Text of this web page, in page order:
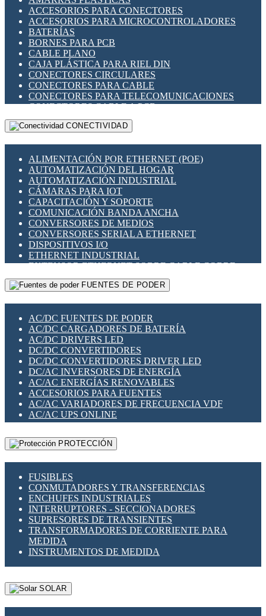
INDICADORES PARA PANEL
INTERFACES DE RELÉ
INTERRUPTORES FIN DE CARRERA
LLAVES CONMUTADORAS
MEDIDORES DE ENERGÍA Y TC'S DE CORRIENTE
MOTORES PASO A PASO
PANTALLAS HMI
PLC -CONTROLADORES LÓGICO PROGRAMABLES
PROGRAMADORES DE HORARIO
RELÉS DE PROTECCIÓN
SENSORES CAPACITIVOS
SENSORES INDUCTIVOS
TEMPORIZADORES
VARIACS
VARIADORES DE FRECUENCIA [VDF]
SECCIONADORES - INTERRUPTORES
MAQUINARIA
ACCESORIOS PARA CONECTORES
ACCESORIOS PARA MICROCONTROLADORES
BATERÍAS
BORNES PARA PCB
CABLE PLANO
CAJA PLÁSTICA PARA RIEL DIN
CONECTORES CIRCULARES
CONECTORES PARA CABLE
CONECTORES PARA TELECOMUNICACIONES
CONECTORES CABLE A PCB
CONECTORES PCB A CABLE
DIP SWITCHES
HERRAMIENTAS VARIAS
ILUMINACIÓN LED
INTERRUPTORES REED
INTERFACES DE RELÉ
OTROS RELÉS
PROTECCIÓN TÉRMICA
RELÉS AUTOMOTRICES
RELÉS DE SEÑAL
RELÉS DE ESTADO SÓLIDO SSR
RELÉS INDUSTRIALES
RELÉS MINIATURA DE POTENCIA
SENSORES MAGNÉTICOS
SWITCH Y MICROSWITCH
TARJETAS PI
UNIÓN Y DERIVACIÓN DE CABLE
CONECTIVIDAD
ALIMENTACIÓN POR ETHERNET (POE)
AUTOMATIZACIÓN DEL HOGAR
AUTOMATIZACIÓN INDUSTRIAL
CÁMARAS PARA IOT
CAPACITACIÓN Y SOPORTE
COMUNICACIÓN BANDA ANCHA
CONVERSORES DE MEDIOS
CONVERSORES SERIAL A ETHERNET
DISPOSITIVOS I/O
ETHERNET INDUSTRIAL
EXTENSOR ETHERNET SOBRE CABLE COBRE
GATEWAY LORAWAN
GESTIÓN DE REDES
PLACAS MODULARES IOT
SWITCHES Y REDES WIFI
SOLUCIONES IOT
SOLUCIONES LORAWAN
SOLUCIONES RED CELULAR
SEGURIDAD PARA REDES
SWITCHES LAN
TELEFONÍA IP (VOIP)
VIGILANCIA IP (CCTV)
MESHTASTIC
FUENTES DE PODER
AC/DC FUENTES DE PODER
AC/DC CARGADORES DE BATERÍA
AC/DC DRIVERS LED
DC/DC CONVERTIDORES
DC/DC CONVERTIDORES DRIVER LED
DC/AC INVERSORES DE ENERGÍA
AC/AC ENERGÍAS RENOVABLES
ACCESORIOS PARA FUENTES
AC/AC VARIADORES DE FRECUENCIA VDF
AC/AC UPS ONLINE
PROTECCIÓN
FUSIBLES
CONMUTADORES Y TRANSFERENCIAS
ENCHUFES INDUSTRIALES
INTERRUPTORES - SECCIONADORES
SUPRESORES DE TRANSIENTES
TRANSFORMADORES DE CORRIENTE PARA
MEDIDA
INSTRUMENTOS DE MEDIDA
SOLAR